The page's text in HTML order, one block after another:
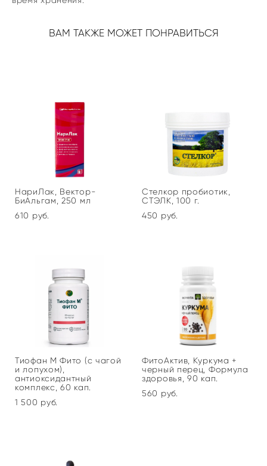
ВАМ ТАКЖЕ МОЖЕТ ПОНРАВИТЬСЯ
НариЛак, Вектор-
БиАльгам, 250 мл
610 pуб.
Стелкор пробиотик,
СТЭЛК, 100 г.
450 pуб.
Тиофан М Фито (с чагой
и лопухом),
антиоксидантный
комплекс, 60 кап.
1 500 pуб.
ФитоАктив, Куркума +
черный перец, Формула
здоровья, 90 кап.
560 pуб.